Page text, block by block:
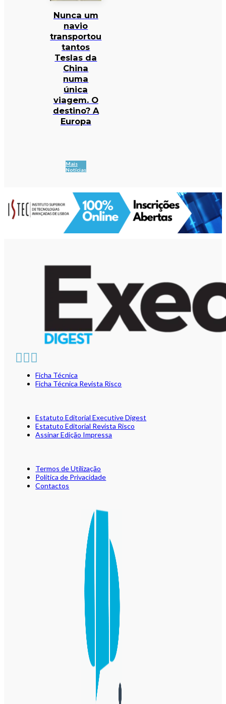
Nunca um
navio
transportou
tantos
Teslas da
China
numa
única
viagem. O
destino? A
Europa
Mais
Notícias
Ficha Técnica
Ficha Técnica Revista Risco
Estatuto Editorial Executive Digest
Estatuto Editorial Revista Risco
Assinar Edição Impressa
Termos de Utilização
Política de Privacidade
Contactos